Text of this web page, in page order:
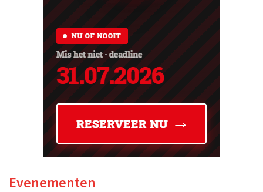
Evenementen